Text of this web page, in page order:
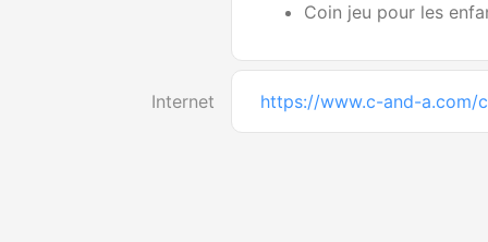
Coin jeu pour les
Internet https://www.c-and-a.com/